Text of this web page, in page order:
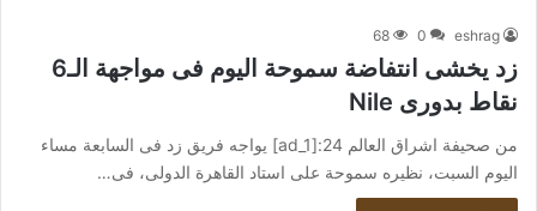
eshrag
0
68
زد يخشى انتفاضة سموحة اليوم فى مواجهة الـ6
نقاط بدورى Nile
من صحيفة اشراق العالم 24:[ad_1] يواجه فريق زد فى السابعة مساء
اليوم السبت، نظيره سموحة على استاد القاهرة الدولى، فى…